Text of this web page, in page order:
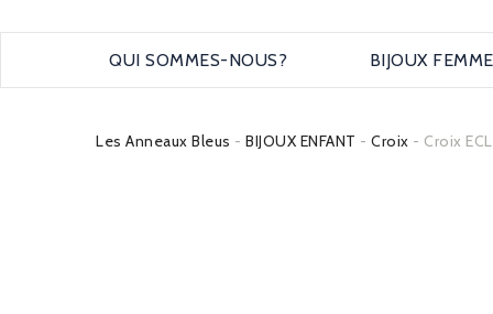
QUI SOMMES-NOUS? BIJOUX FEMME
Les Anneaux Bleus BIJOUX ENFANT Croix Croix